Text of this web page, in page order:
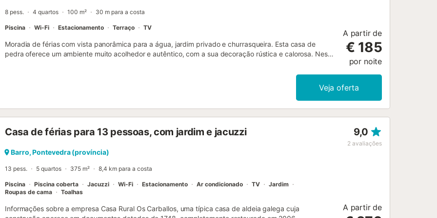
8 pess. 4 quartos 100 m² 30 m para a costa
Piscina Wi-Fi Estacionamento Terraço TV
Moradia de férias com vista panorâmica para a água, jardim privado e churrasqueira. Esta casa de
pedra oferece um ambiente muito acolhedor e autêntico, com a sua decoração rústica e calorosa. Nesta
conjunto, bem como terminar a noite confortavelmente no sofá. O terraço com piscina convida-o a
apanhar sol, tirar uma sesta e refrescar-se. A praia de areia e o mar refrescante, bem como deliciosos
Santiago de Compostela ou visitar Sanxenxo, que oferece inúmeras atividades de lazer. Visite a
Para além de passear por ruas históricas com edifícios artísticos, cafés, parques e fontes, percorra as
A partir de
€ 185
por noite
Veja oferta
Casa de férias para 13 pessoas, com jardim e jacuzzi 9,0
2 avaliações
Barro, Pontevedra (província)
13 pess. 5 quartos 375 m² 8,4 km para a costa
Piscina Piscina coberta Jacuzzi Wi-Fi Estacionamento Ar condicionado TV
Jardim
Roupas de cama
Toalhas
Informações sobre a empresa Casa Rural Os Carballos, uma típica casa de aldeia galega cuja
A partir de